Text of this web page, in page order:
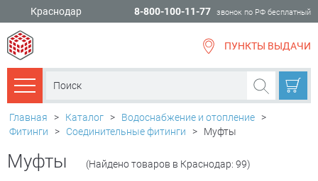
Краснодар 8-800-100-11-77 звонок по РФ бесплатный
ПУНКТЫ ВЫДАЧИ
Каталог товаров
Главная > Каталог > Водоснабжение и отопление >
Фитинги
> Соединительные фитинги > Муфты
Муфты (Найдено товаров в Краснодар: 99)